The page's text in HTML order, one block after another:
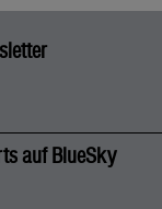
auf BlueSky